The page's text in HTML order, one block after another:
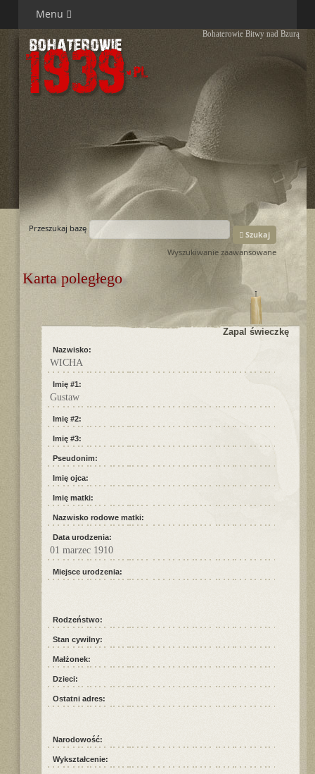
Menu
Bohaterowie Bitwy nad Bzurą
Przeszukaj bazę
Szukaj
Wyszukiwanie zaawansowane
Karta poległego
Zapal świeczkę
Nazwisko:
WICHA
Imię #1:
Gustaw
Imię #2:
Imię #3:
Pseudonim:
Imię ojca:
Imię matki:
Nazwisko rodowe matki:
Data urodzenia:
01 marzec 1910
Miejsce urodzenia:
Rodzeństwo:
Stan cywilny:
Małżonek:
Dzieci:
Ostatni adres:
Narodowość:
Wykształcenie: